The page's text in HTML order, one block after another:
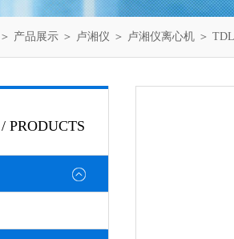
＞ 产品展示 ＞ 卢湘仪 ＞ 卢湘仪离心机 ＞
/ PRODUCTS